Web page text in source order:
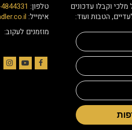
וקבלו עדכונים
הטבות ועוד:
טלפון:
אימייל:
מוזמנים לעקוב: